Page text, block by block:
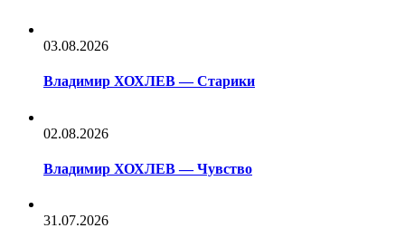
03.08.2026
Владимир ХОХЛЕВ — Старики
02.08.2026
Владимир ХОХЛЕВ — Чувство
31.07.2026